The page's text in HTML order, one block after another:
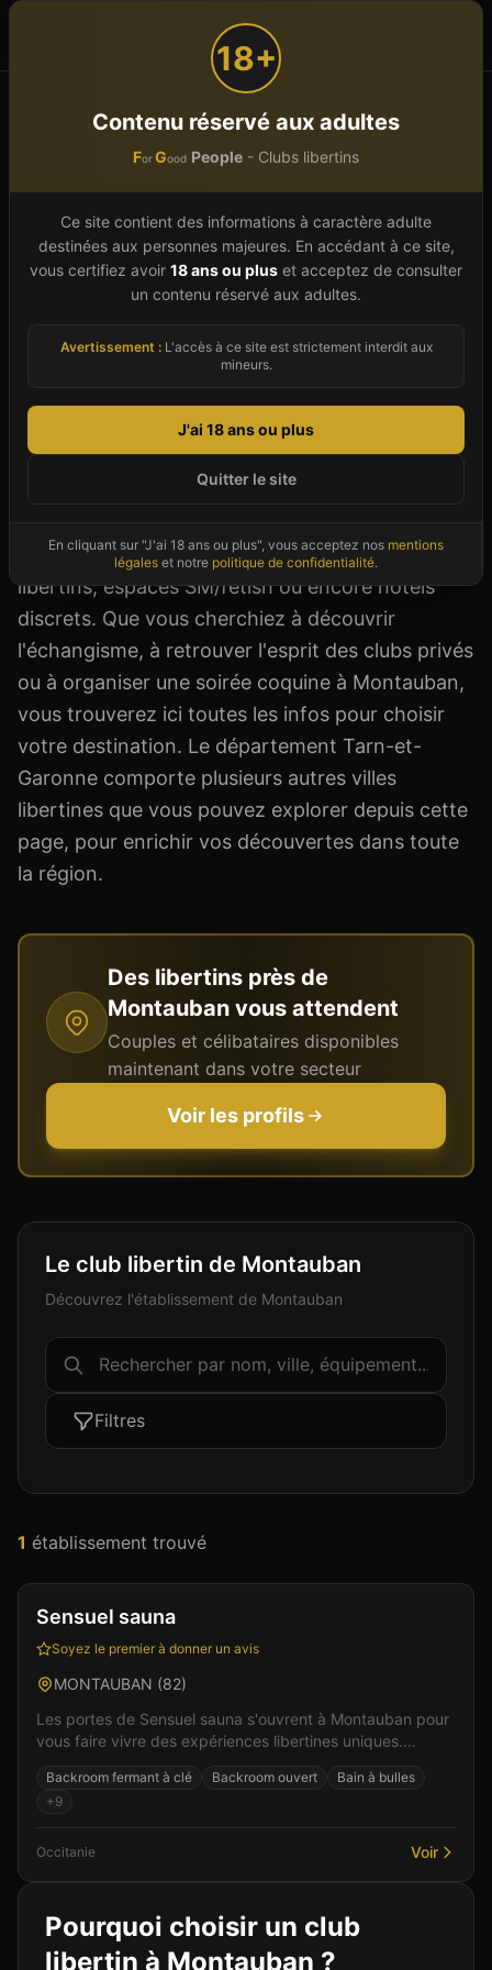
18+
Contenu réservé aux adultes
ForGood People - Clubs libertins
Ce site contient des informations à caractère adulte
destinées aux personnes majeures. En accédant à ce site,
vous certifiez avoir 18 ans ou plus et acceptez de consulter
un contenu réservé aux adultes.
Avertissement :L'accès à ce site est strictement interdit aux
mineurs.
J'ai 18 ans ou plus
Quitter le site
En cliquant sur "J'ai 18 ans ou plus", vous acceptez nos mentions
légales et notre politique de confidentialité.
Accueil Occitanie Tarn-et-Garonne (82) Montauban
Club libertin à
Montauban (82)
Montauban (Tarn-et-Garonne) fait partie des
villes de la région Occitanie où le libertinage
accueillants. Notre guide 2026 vous présente le
chacun une description détaillée, les
coordonnées vérifiées, les horaires d'ouverture
et les tarifs pratiqués. Les établissements
mixtes, clubs échangistes pour couples, bars
libertins, espaces SM/fétish ou encore hôtels
discrets. Que vous cherchiez à découvrir
l'échangisme, à retrouver l'esprit des clubs privés
ou à organiser une soirée coquine à Montauban,
vous trouverez ici toutes les infos pour choisir
votre destination. Le département Tarn-et-
Garonne comporte plusieurs autres villes
libertines que vous pouvez explorer depuis cette
page, pour enrichir vos découvertes dans toute
la région.
Des libertins près de
Montauban vous attendent
Couples et célibataires disponibles
maintenant dans votre secteur
Voir les profils
Le club libertin de Montauban
Découvrez l'établissement de Montauban
Filtres
1 établissement trouvé
Sensuel sauna
Soyez le premier à donner un avis
MONTAUBAN (82)
Les portes de Sensuel sauna s'ouvrent à Montauban pour
vous faire vivre des expériences libertines uniques.
Backroom fermant à clé Backroom ouvert
Bain à bulles
+9
Occitanie Voir
Pourquoi choisir un club
libertin à Montauban ?